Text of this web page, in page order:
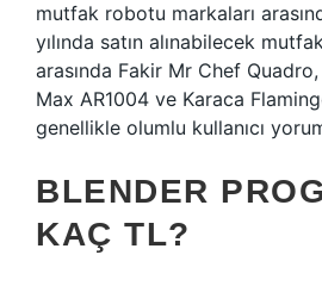
mutfak robotu markaları
yılında satın alınabilecek
arasında Fakir Mr Chef
Max AR1004 ve Karaca
genellikle olumlu kullanıcı
BLENDER
KAÇ TL?